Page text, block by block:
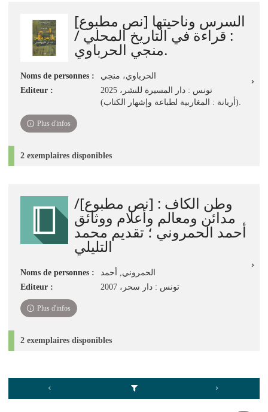
immédiate)
السرس وناحيتها [نص مطبوع]
: قراءة في التاريخ المحلي /
منجي الحرباوي.
Noms de personnes :
الحرباوي، منجي
Editeur :
تونس : دار المسيرة للنشر، 2025
(أريانة : المغاربية لطباعة وإشهار الكتاب).
Plus d'infos
2 exemplaires disponibles
وطن الكاف : [نص مطبوع]/
مدائن ومعالم وأعلام ووثائق
أحمد الحمروني ؛ تقديم محمد
التليلي
Noms de personnes :
الحمروني, أحمد‏
Editeur :
تونس : دار سحر، 2007
Plus d'infos
2 exemplaires disponibles